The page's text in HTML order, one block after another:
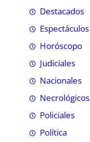
Destacados
Espectáculos
Horóscopo
Judiciales
Nacionales
Necrológicos
Policiales
Política